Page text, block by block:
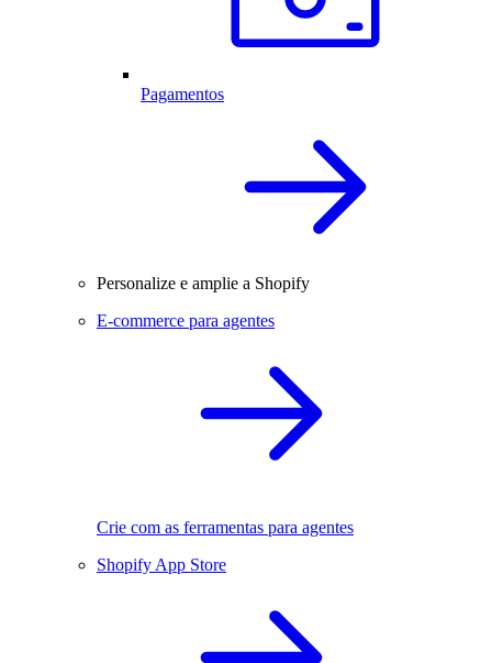
Pagamentos
Personalize e amplie a Shopify
E-commerce para agentes
Crie com as ferramentas para agentes
Shopify App Store